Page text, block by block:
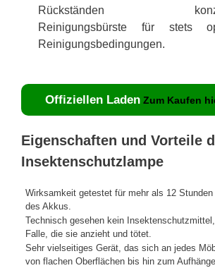
Rückständen
Reinigungsbürste für stets
Reinigungsbedingungen.
Offiziellen Laden Zum Kaufen
Eigenschaften und Vorteile
Insektenschutzlampe
Wirksamkeit getestet für mehr als 12 Stunden
des Akkus.
Technisch gesehen kein
Falle, die sie anzieht und tötet.
Sehr vielseitiges Gerät, das sich an jedes
von flachen Oberflächen bis hin zum